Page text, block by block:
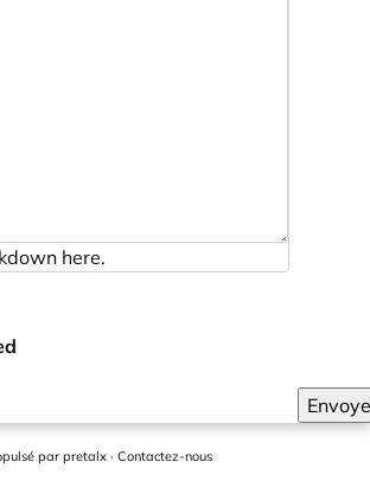
here.
par pretalx · Contactez-nous